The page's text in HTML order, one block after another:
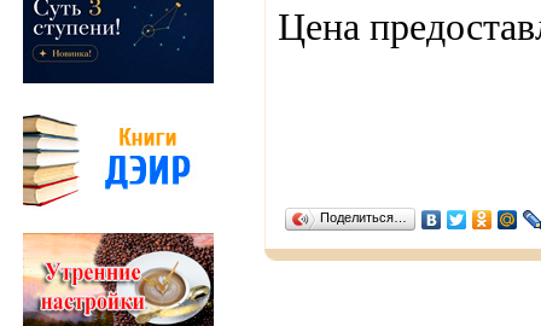
Цена
Поделиться…